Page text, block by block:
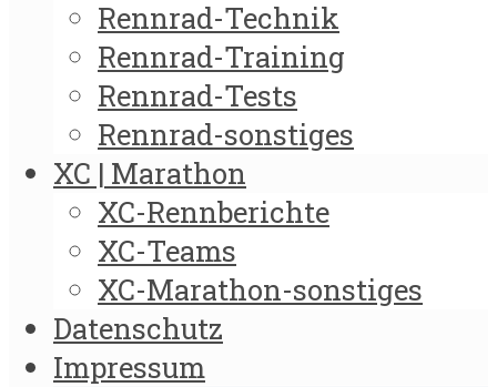
Rennrad-Technik
Rennrad-Training
Rennrad-Tests
Rennrad-sonstiges
XC | Marathon
XC-Rennberichte
XC-Teams
XC-Marathon-sonstiges
Datenschutz
Impressum